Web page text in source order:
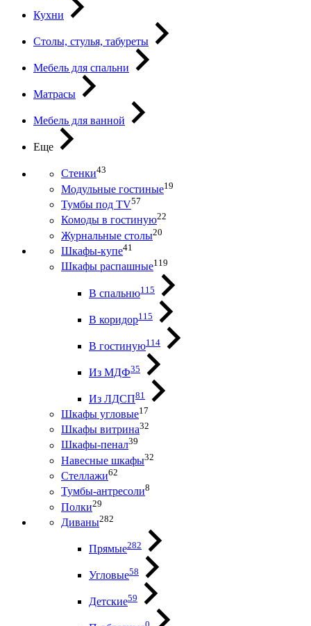
Кухни
Столы, стулья, табуреты
Мебель для спальни
Матрасы
Мебель для ванной
Еще
Стенки43
Модульные гостиные19
Тумбы под ТV57
Комоды в гостиную22
Журнальные столы20
Шкафы-купе41
Шкафы распашные119
В спальню115
В коридор115
В гостиную114
Из МДФ35
Из ЛДСП81
Шкафы угловые17
Шкафы витрина32
Шкафы-пенал39
Навесные шкафы32
Стеллажи62
Тумбы-антресоли8
Полки29
Диваны282
Прямые282
Угловые58
Детские59